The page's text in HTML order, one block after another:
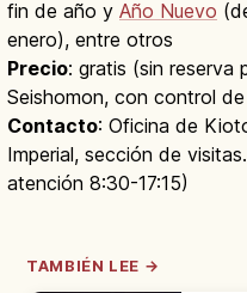
fin de año y Año Nuevo
enero), entre otros
Precio: gratis (sin reserva
Seishomon, con control de
Contacto: Oficina de
Imperial, sección de
atención 8:30-17:15)
TAMBIÉN LEE →